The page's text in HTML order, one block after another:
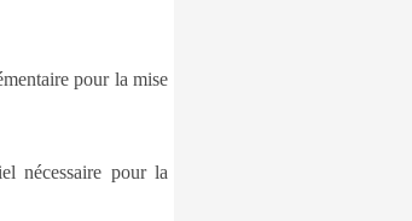
pour la mise
nécessaire pour la